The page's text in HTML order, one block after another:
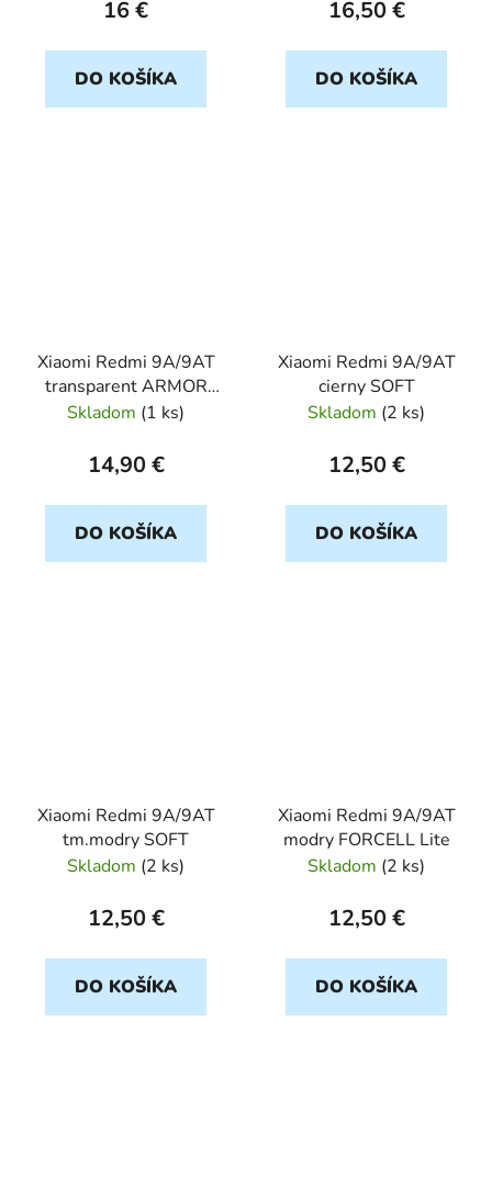
16 €
DO KOŠÍKA
16,50 €
DO KOŠÍKA
Xiaomi Redmi 9A/9AT
transparent ARMOR
JELLY ROAR
Skladom (1 ks)
14,90 €
DO KOŠÍKA
Xiaomi Redmi 9A/9AT
cierny SOFT
Skladom (2 ks)
12,50 €
DO KOŠÍKA
Xiaomi Redmi 9A/9AT
tm.modry SOFT
Skladom (2 ks)
12,50 €
DO KOŠÍKA
Xiaomi Redmi 9A/9AT
modry FORCELL Lite
Skladom (2 ks)
12,50 €
DO KOŠÍKA